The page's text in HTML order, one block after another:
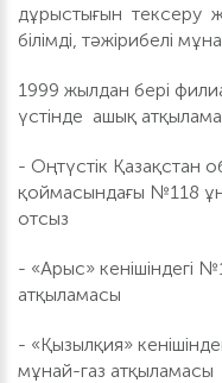
дұрыстығын тексеру
білімді, тәжірибелі
1999 жылдан бері
үстінде ашық
- Оңтүстік Қазақстан
қоймасындағы №118
отсыз
- «Арыс» кенішіндегі
атқыламасы
- «Қызылқия»
мұнай-газ атқыламасы